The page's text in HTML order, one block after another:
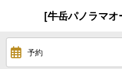
[牛岳パノラマ
予約